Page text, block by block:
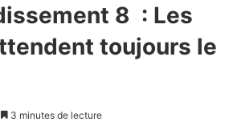
8 : Les
toujours le
3 minutes de lecture